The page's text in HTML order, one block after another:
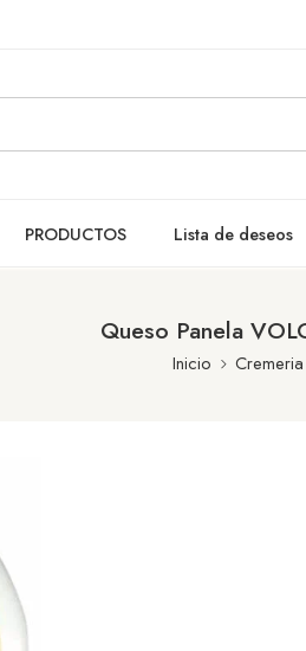
PRODUCTOS Lista de deseos
Queso Panela
Inicio Cremeria